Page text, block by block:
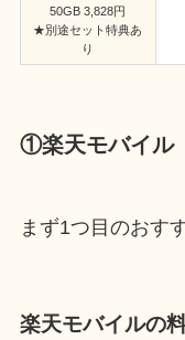
50GB 3,828円
★別途セット特典あ
り
①楽天モバイル
まず1つ目のおす
楽天モバイルの